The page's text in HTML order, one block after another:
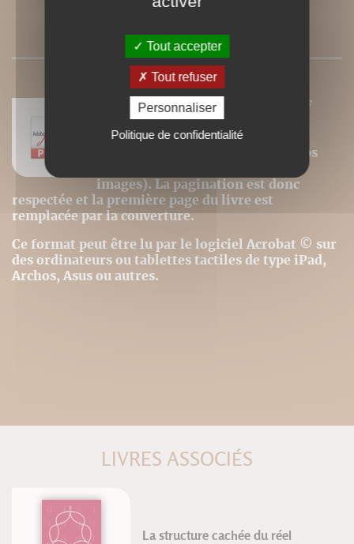
SOMMAIRE
Nos ebooks sont des versions PDF
homothétiques des livres de nos
catalogues. Ils ne sont donc pas
modifiables (changement de corps
images). La pagination est donc
respectée et la première page du livre est
remplacée par la couverture.
Ce format peut être lu par le logiciel Acrobat © sur
des ordinateurs ou tablettes tactiles de type iPad,
Archos, Asus ou autres.
LIVRES ASSOCIÉS
La structure cachée du réel
Tout accepter
Tout refuser
Personnaliser
Politique de confidentialité